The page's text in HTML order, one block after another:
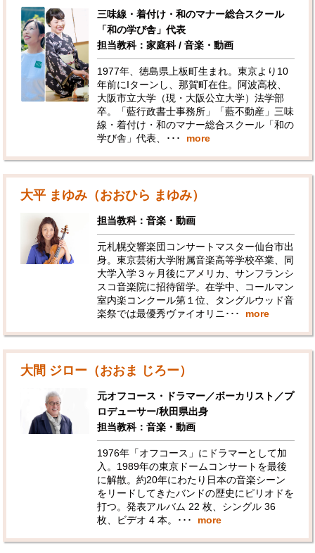
三味線・着付け・和のマナー総合スクール
「和の学び舎」代表
担当教科：家庭科 / 音楽・動画
1977年、徳島県上板町生まれ。東京より10
年前にIターンし、那賀町在住。阿波高校、
大阪市立大学（現・大阪公立大学）法学部
卒。「藍行政書士事務所」「藍不動産」三味
線・着付け・和のマナー総合スクール「和の
学び舎」代表、･･･
more
大平 まゆみ（おおひら まゆみ）
担当教科：音楽・動画
元札幌交響楽団コンサートマスター仙台市出
身。東京芸術大学附属音楽高等学校卒業、同
大学入学３ヶ月後にアメリカ、サンフランシ
スコ音楽院に招待留学。在学中、コールマン
室内楽コンクール第１位、タングルウッド音
楽祭では最優秀ヴァイオリニ･･･
more
大間 ジロー（おおま じろー）
元オフコース・ドラマー／ボーカリスト／プ
ロデューサー/秋田県出身
担当教科：音楽・動画
1976年「オフコース」にドラマーとして加
入。1989年の東京ドームコンサートを最後
に解散。約20年にわたり日本の音楽シーン
をリードしてきたバンドの歴史にピリオドを
打つ。発表アルバム 22 枚、シングル 36
枚、ビデオ 4 本。･･･
more